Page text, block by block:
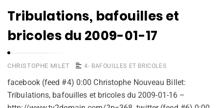
Tribulations, bafouilles et
bricoles du 2009-01-17
CHRISTOPHE MILET 4- BAFOUILLES ET BRICOLES
facebook (feed #4) 0:00 Christophe Nouveau Billet:
Tribulations, bafouilles et bricoles du 2009-01-16 –